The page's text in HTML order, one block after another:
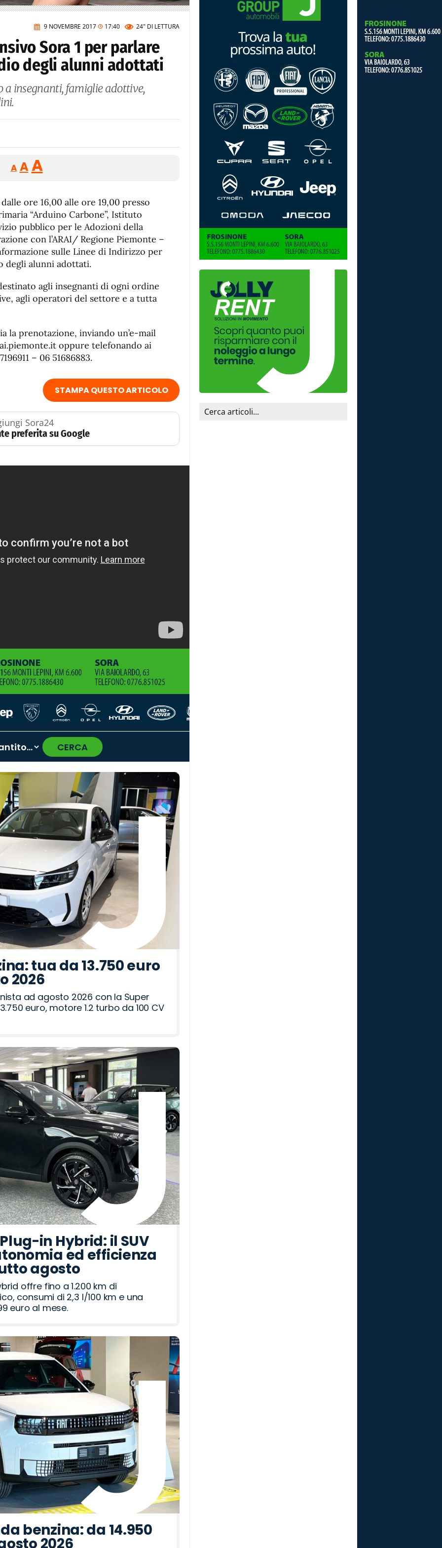
9 NOVEMBRE 2017 17:40 24" DI LETTURA
Sora 1 per parlare
degli alunni adottati
a insegnanti, famiglie adottive,
A
Reducir
tamaño
A Restablecer
tamaño
de
fuente
AAumentar
de
fuente.
ore 16,00 alle ore 19,00 presso
“Arduino Carbone”, Istituto
pubblico per le Adozioni della
con l’ARAI/ Regione Piemonte –
sulle Linee di Indirizzo per
degli alunni adottati.
agli insegnanti di ogni ordine
agli operatori del settore e a tutta
la prenotazione, inviando un’e-mail
oppure telefonando ai
– 06 51686883.
STAMPA QUESTO ARTICOLO
Sora24
preferita su Google
CERCA
›
tua da 13.750 euro
2026
ad agosto 2026 con la Super
euro, motore 1.2 turbo da 100 CV
in Hybrid: il SUV
ed efficienza
agosto
offre fino a 1.200 km di
consumi di 2,3 l/100 km e una
euro al mese.
benzina: da 14.950
2026